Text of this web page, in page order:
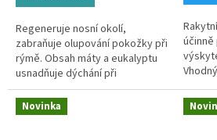
Regeneruje nosní okolí,
zabraňuje olupování pokožky při
rýmě. Obsah máty a eukalyptu
usnadňuje dýchání při
nachlazení.
Novinka